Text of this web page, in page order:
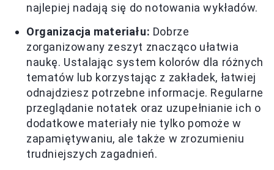
najlepiej nadają się do notowania wykładów.
Organizacja materiału: Dobrze
zorganizowany zeszyt znacząco ułatwia
naukę. Ustalając system kolorów dla różnych
tematów lub korzystając z zakładek, łatwiej
odnajdziesz potrzebne informacje. Regularne
przeglądanie notatek oraz uzupełnianie ich o
dodatkowe materiały nie tylko pomoże w
zapamiętywaniu, ale także w zrozumieniu
trudniejszych zagadnień.